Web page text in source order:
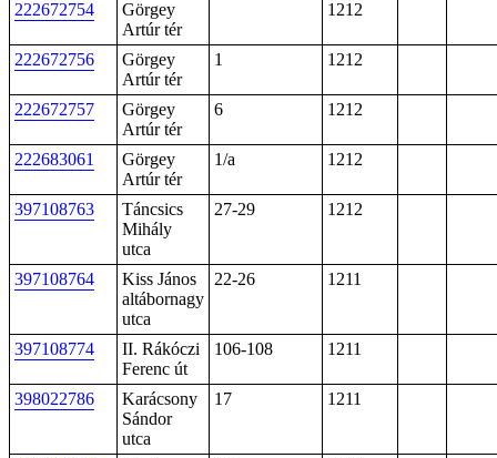
222672754
Görgey
Artúr tér
1212
222672756
Görgey
Artúr tér
1 1212
222672757
Görgey
Artúr tér
6 1212
222683061
Görgey
Artúr tér
1/a 1212
397108763
Táncsics
Mihály
utca
27-29 1212
397108764
Kiss János
altábornagy
utca
22-26 1211
397108774
II. Rákóczi
Ferenc út
106-108 1211
398022786
Karácsony
Sándor
utca
17 1211